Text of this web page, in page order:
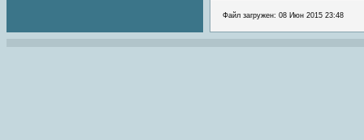
Файл загружен: 08 Июн 2015 23:48